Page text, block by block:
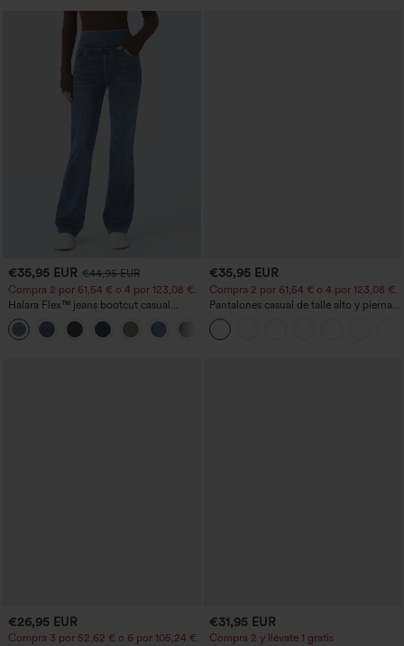
€35,95 EUR €44,95 EUR
Compra 2 por 61,54 € o 4 por 123,08 €.
Halara Flex™ jeans bootcut casual
lavados, de talle alto y con bolsillos
€35,95 EUR
Compra 2 por 61,54 € o 4 por 123,08 €.
Pantalones casual de talle alto y pierna
recta con tacto de lino y bolsillos
€26,95 EUR
Compra 3 por 52,62 € o 6 por 105,24 €.
€31,95 EUR
Compra 2 y llévate 1 gratis